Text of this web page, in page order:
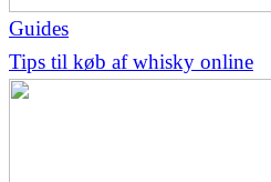
Guides
Tips til køb af whisky online